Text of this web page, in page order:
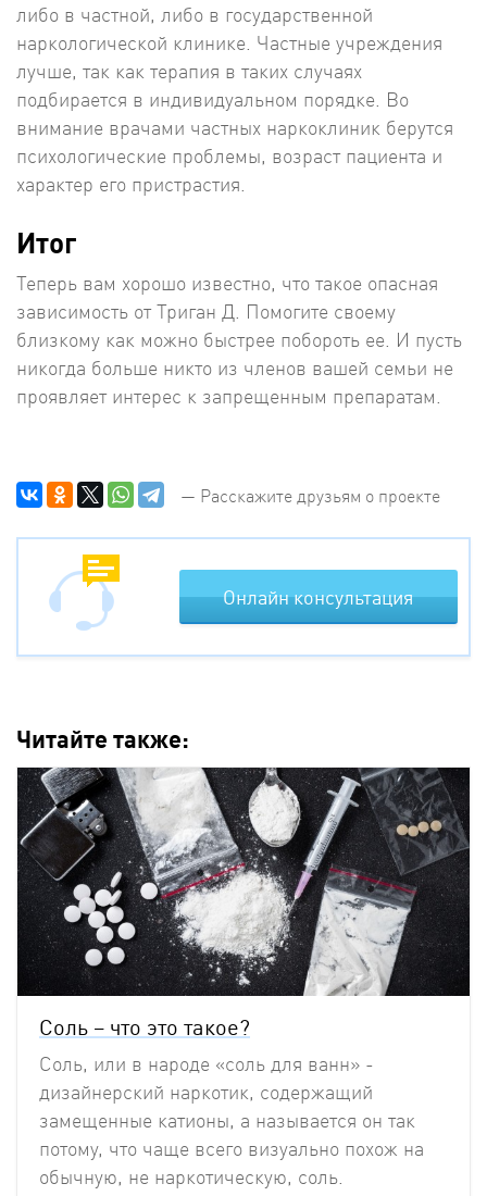
либо в частной, либо в государственной
наркологической клинике. Частные учреждения
лучше, так как терапия в таких случаях
подбирается в индивидуальном порядке. Во
внимание врачами частных наркоклиник берутся
психологические проблемы, возраст пациента и
характер его пристрастия.
Итог
Теперь вам хорошо известно, что такое опасная
зависимость от Триган Д. Помогите своему
близкому как можно быстрее побороть ее. И пусть
никогда больше никто из членов вашей семьи не
проявляет интерес к запрещенным препаратам.
— Расскажите друзьям о проекте
Онлайн консультация
Читайте также:
Соль – что это такое?
Соль, или в народе «соль для ванн» -
дизайнерский наркотик, содержащий
замещенные катионы, а называется он так
потому, что чаще всего визуально похож на
обычную, не наркотическую, соль.